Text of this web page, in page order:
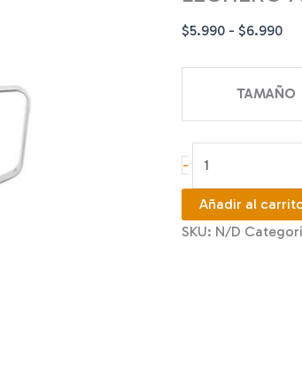
$5.990 - $6.990
TAMAÑO
-
ACERO
INOXIDABLE
350
Añadir al
SKU: N/D